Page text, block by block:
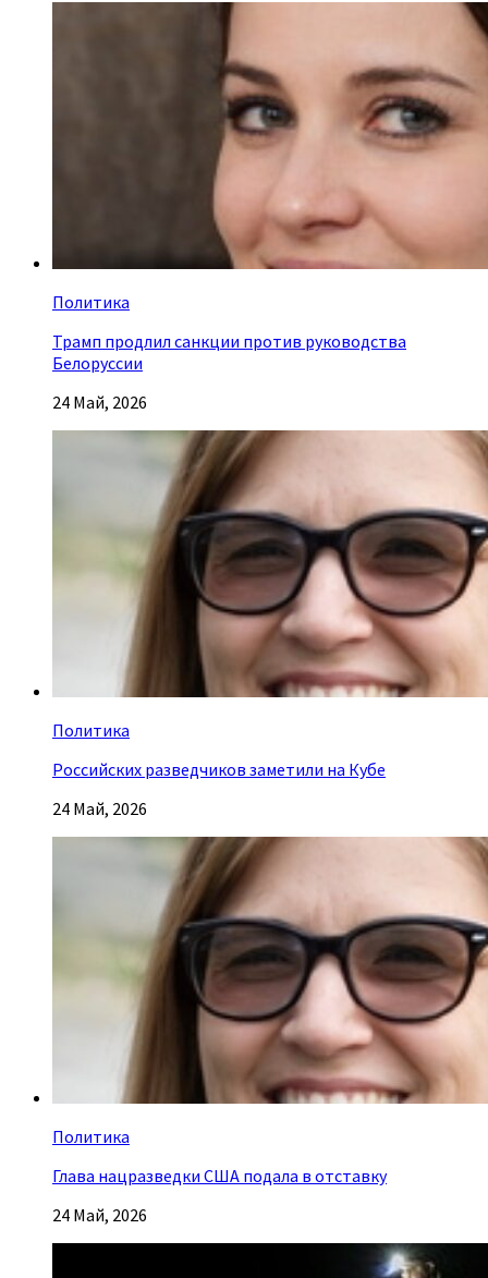
Политика
Трамп продлил санкции против руководства
Белоруссии
24 Май, 2026
Политика
Российских разведчиков заметили на Кубе
24 Май, 2026
Политика
Глава нацразведки США подала в отставку
24 Май, 2026